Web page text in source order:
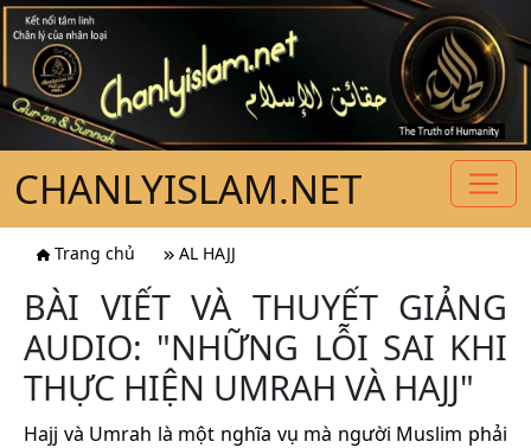
CHANLYISLAM.NET
Trang chủ AL HAJJ
BÀI VIẾT VÀ THUYẾT GIẢNG
AUDIO: "NHỮNG LỖI SAI KHI
THỰC HIỆN UMRAH VÀ HAJJ"
Hajj và Umrah là một nghĩa vụ mà người Muslim phải